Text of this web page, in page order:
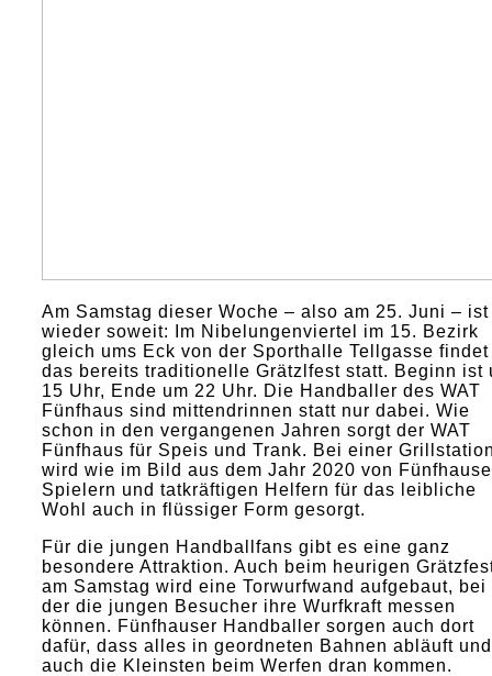
Am Samstag dieser Woche – also am 25. Juni – ist
wieder soweit: Im Nibelungenviertel im 15. Bezirk
gleich ums Eck von der Sporthalle Tellgasse findet
das bereits traditionelle Grätzlfest statt. Beginn ist
15 Uhr, Ende um 22 Uhr. Die Handballer des WAT
Fünfhaus sind mittendrinnen statt nur dabei. Wie
schon in den vergangenen Jahren sorgt der WAT
Fünfhaus für Speis und Trank. Bei einer
wird wie im Bild aus dem Jahr 2020 von
Spielern und tatkräftigen Helfern für das leibliche
Wohl auch in flüssiger Form gesorgt.
Für die jungen Handballfans gibt es eine ganz
besondere Attraktion. Auch beim heurigen
am Samstag wird eine Torwurfwand aufgebaut, bei
der die jungen Besucher ihre Wurfkraft messen
können. Fünfhauser Handballer sorgen auch dort
dafür, dass alles in geordneten Bahnen abläuft und
auch die Kleinsten beim Werfen dran kommen.